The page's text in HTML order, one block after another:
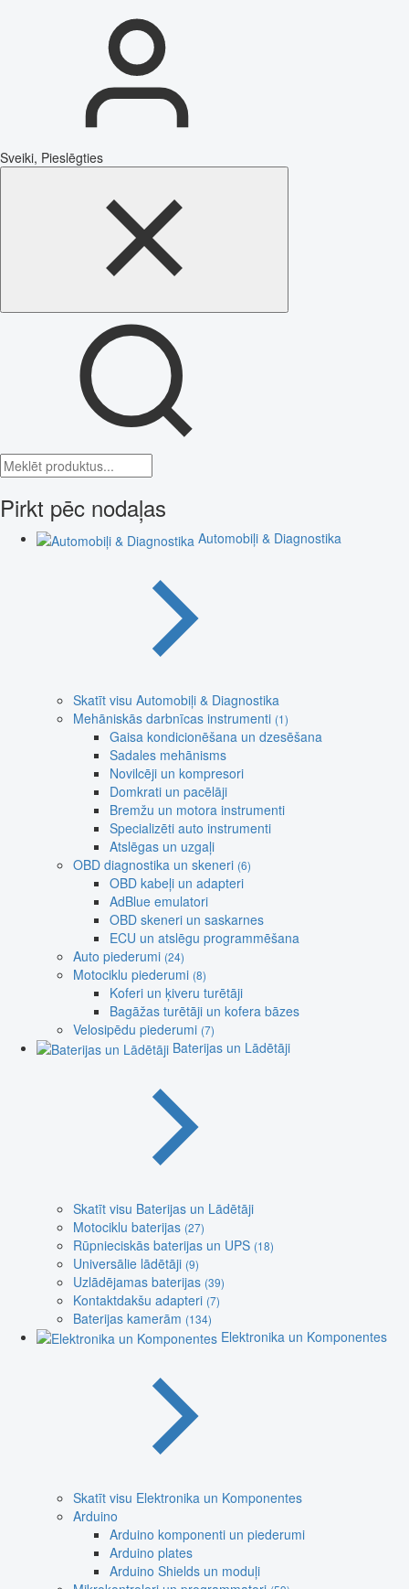
Sveiki, Pieslēgties
Pirkt pēc nodaļas
Automobiļi & Diagnostika
Skatīt visu Automobiļi & Diagnostika
Mehāniskās darbnīcas instrumenti (1)
Gaisa kondicionēšana un dzesēšana
Sadales mehānisms
Novilcēji un kompresori
Domkrati un pacēlāji
Bremžu un motora instrumenti
Specializēti auto instrumenti
Atslēgas un uzgaļi
OBD diagnostika un skeneri (6)
OBD kabeļi un adapteri
AdBlue emulatori
OBD skeneri un saskarnes
ECU un atslēgu programmēšana
Auto piederumi (24)
Motociklu piederumi (8)
Koferi un ķiveru turētāji
Bagāžas turētāji un kofera bāzes
Velosipēdu piederumi (7)
Baterijas un Lādētāji
Skatīt visu Baterijas un Lādētāji
Motociklu baterijas (27)
Rūpnieciskās baterijas un UPS (18)
Universālie lādētāji (9)
Uzlādējamas baterijas (39)
Kontaktdakšu adapteri (7)
Baterijas kamerām (134)
Elektronika un Komponentes
Skatīt visu Elektronika un Komponentes
Arduino
Arduino komponenti un piederumi
Arduino plates
Arduino Shields un moduļi